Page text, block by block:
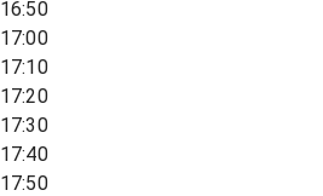
16:50
17:00
17:10
17:20
17:30
17:40
17:50